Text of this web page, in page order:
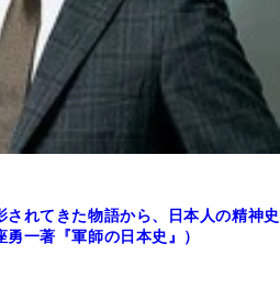
されてきた物語から、日本人の精神史
一著『軍師の日本史』）